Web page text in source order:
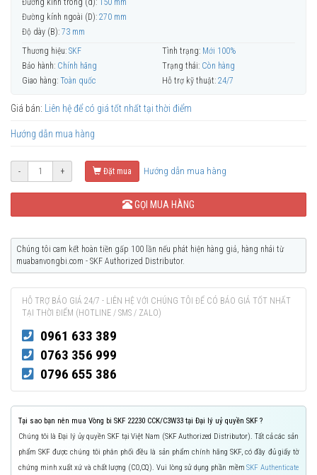
Đường kính ngoài (D): 270 mm
Độ dày (B): 73 mm
Thương hiệu: SKF Tình trạng: Mới 100%
Bảo hành: Chính hãng Trạng thái: Còn hàng
Giao hàng: Toàn quốc Hỗ trợ kỹ thuật: 24/7
Giá bán: Liên hệ để có giá tốt nhất tại thời điểm
Hướng dẫn mua hàng
- + Đặt mua Hướng dẫn mua hàng
GỌI MUA HÀNG
Chúng tôi cam kết hoàn tiền gấp 100 lần nếu phát hiện hàng giả, hàng nhái từ
muabanvongbi.com - SKF Authorized Distributor.
HỖ TRỢ BÁO GIÁ 24/7 - LIÊN HỆ VỚI CHÚNG TÔI ĐỂ CÓ BÁO GIÁ TỐT NHẤT
TẠI THỜI ĐIỂM (HOTLINE / SMS / ZALO)
0961 633 389
0763 356 999
0796 655 386
Tại sao bạn nên mua Vòng bi SKF 22230 CCK/C3W33 tại Đại lý uỷ quyền SKF ?
Chúng tôi là Đại lý ủy quyền SKF tại Việt Nam (SKF Authorized Distributor). Tất cả các sản
phẩm SKF được chúng tôi phân phối đều là sản phẩm chính hãng SKF, có đầy đủ giấy tờ
chứng minh xuất xứ và chất lượng (CO,CQ). Vui lòng sử dụng phần mềmSKF Authenticate